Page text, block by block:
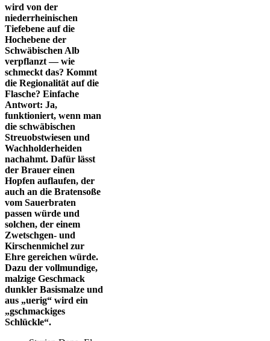
wird von der
niederrheinischen
Tiefebene auf die
Hochebene der
Schwäbischen Alb
verpflanzt — wie
schmeckt das? Kommt
die Regionalität auf die
Flasche? Einfache
Antwort: Ja,
funktioniert, wenn man
die schwäbischen
Streuobstwiesen und
Wachholderheiden
nachahmt. Dafür lässt
der Brauer einen
Hopfen auflaufen, der
auch an die Bratensoße
vom Sauerbraten
passen würde und
solchen, der einem
Zwetschgen- und
Kirschenmichel zur
Ehre gereichen würde.
Dazu der vollmundige,
malzige Geschmack
dunkler Basismalze und
aus „uerig“ wird ein
„gschmackiges
Schlückle“.